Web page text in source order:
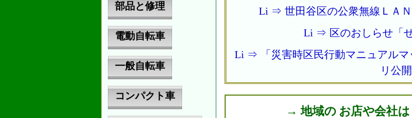
部品と修理
電動自転車
一般自転車
コンパクト車
Li ⇒ 世田谷区の公衆無線ＬＡ
Li ⇒ 区のおしらせ「
Li ⇒ 「災害時区民行動マニュアルマ
リ公開
→ 地域の お店や会社